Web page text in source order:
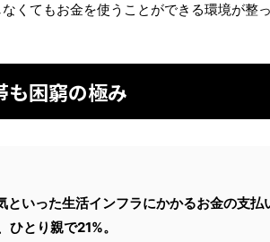
くてもお金を使うことができる環境が整
も困窮の極み
といった生活インフラにかかるお金の支
ひとり親で21%。